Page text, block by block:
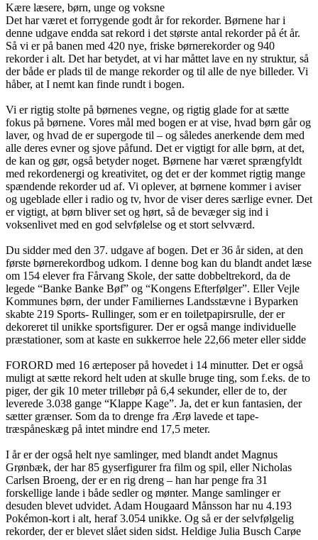
Kære læsere, børn, unge og voksne
Det har været et forrygende godt år for rekorder. Børnene har i
denne udgave endda sat rekord i det største antal rekorder på ét år.
Så vi er på banen med 420 nye, friske børnerekorder og 940
rekorder i alt. Det har betydet, at vi har måttet lave en ny struktur, så
der både er plads til de mange rekorder og til alle de nye billeder. Vi
håber, at I nemt kan finde rundt i bogen.
Vi er rigtig stolte på børnenes vegne, og rigtig glade for at sætte
fokus på børnene. Vores mål med bogen er at vise, hvad børn går og
laver, og hvad de er supergode til – og således anerkende dem med
alle deres evner og sjove påfund. Det er vigtigt for alle børn, at det,
de kan og gør, også betyder noget. Børnene har været sprængfyldt
med rekordenergi og kreativitet, og det er der kommet rigtig mange
spændende rekorder ud af. Vi oplever, at børnene kommer i aviser
og ugeblade eller i radio og tv, hvor de viser deres særlige evner. Det
er vigtigt, at børn bliver set og hørt, så de bevæger sig ind i
voksenlivet med en god selvfølelse og et stort selvværd.
Du sidder med den 37. udgave af bogen. Det er 36 år siden, at den
første børnerekordbog udkom. I denne bog kan du blandt andet læse
om 154 elever fra Fårvang Skole, der satte dobbeltrekord, da de
legede “Banke Banke Bøf” og “Kongens Efterfølger”. Eller Vejle
Kommunes børn, der under Familiernes Landsstævne i Byparken
skabte 219 Sports- Rullinger, som er en toiletpapirsrulle, der er
dekoreret til unikke sportsfigurer. Der er også mange individuelle
præstationer, som at kaste en sukkerroe hele 22,66 meter eller sidde
FORORD med 16 ærteposer på hovedet i 14 minutter. Det er også
muligt at sætte rekord helt uden at skulle bruge ting, som f.eks. de to
piger, der gik 10 meter trillebør på 6,4 sekunder, eller de to, der
leverede 3.038 gange “Klappe Kage”. Ja, det er kun fantasien, der
sætter grænser. Som da to drenge fra Ærø lavede et tape-
træspåneskæg på intet mindre end 17,5 meter.
I år er der også helt nye samlinger, med blandt andet Magnus
Grønbæk, der har 85 gyserfigurer fra film og spil, eller Nicholas
Carlsen Broeng, der er en rig dreng – han har penge fra 31
forskellige lande i både sedler og mønter. Mange samlinger er
desuden blevet udvidet. Adam Hougaard Månsson har nu 4.193
Pokémon-kort i alt, heraf 3.054 unikke. Og så er der selvfølgelig
rekorder, der er blevet slået siden sidst. Heldige Julia Busch Carøe